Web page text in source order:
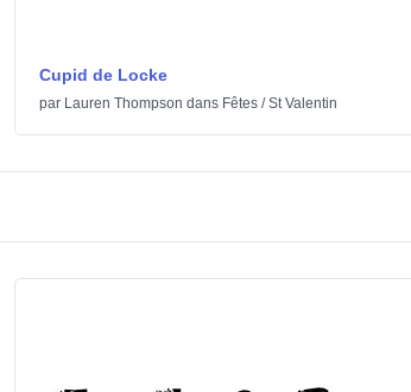
Cupid de Locke
par Lauren Thompson dans Fêtes/St Valentin